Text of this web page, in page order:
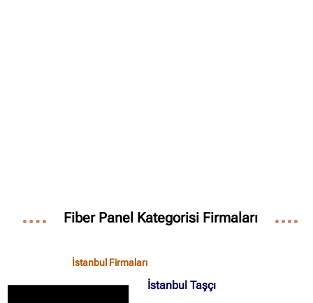
Fiber Panel Kategorisi Firmaları
İstanbul Firmaları
İstanbul Taşçı
İstanbul Firmaları(388)